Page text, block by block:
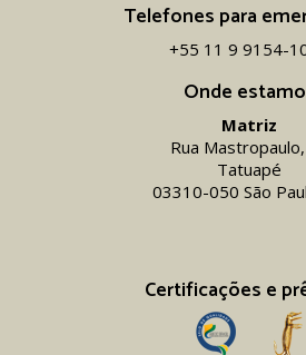
Onde
Matriz
Rua
Tatuapé
03310-050 São
Certificações e
Telefones para
+55 11 9 9154-